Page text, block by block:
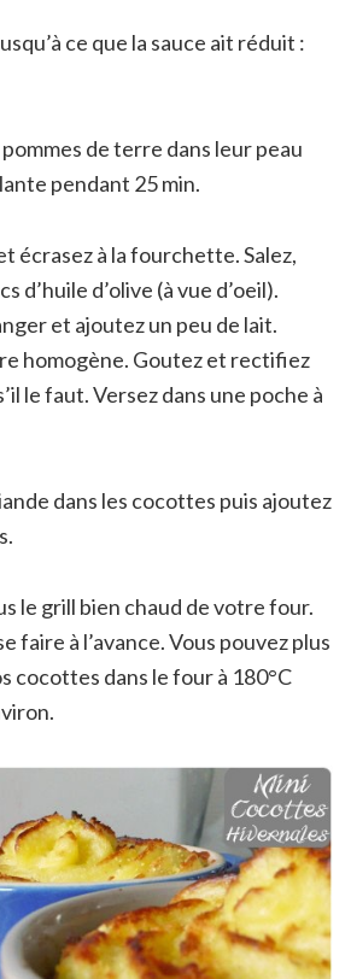
ce que la sauce ait réduit :
de terre dans leur peau
pendant 25 min.
écrasez à la fourchette. Salez,
d’huile d’olive (à vue d’oeil).
et ajoutez un peu de lait.
homogène. Goutez et rectifiez
le faut. Versez dans une poche à
dans les cocottes puis ajoutez
le grill bien chaud de votre four.
faire à l’avance. Vous pouvez plus
cocottes dans le four à 180°C